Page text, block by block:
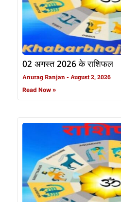
02 अगस्त 2026 के राशिफल
Anurag Ranjan August 2, 2026
Read Now »